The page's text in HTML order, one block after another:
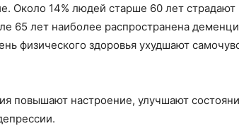
Около 14% людей старше 60 лет
65 лет наиболее распространена
физического здоровья ухудшают
повышают настроение, улучшают